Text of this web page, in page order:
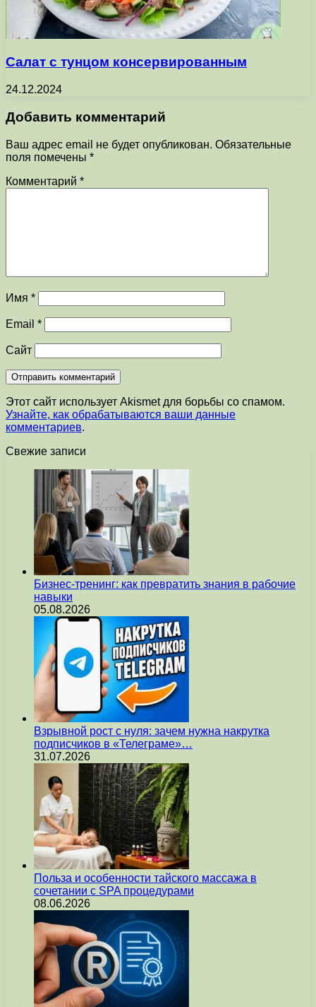
Салат с тунцом консервированным
24.12.2024
Добавить комментарий
Ваш адрес email не будет опубликован. Обязательные
поля помечены *
Комментарий *
Имя *
Email *
Сайт
Этот сайт использует Akismet для борьбы со спамом.
Узнайте, как обрабатываются ваши данные
комментариев.
Свежие записи
Бизнес-тренинг: как превратить знания в рабочие
навыки
05.08.2026
Взрывной рост с нуля: зачем нужна накрутка
подписчиков в «Телеграме»…
31.07.2026
Польза и особенности тайского массажа в
сочетании с SPA процедурами
08.06.2026